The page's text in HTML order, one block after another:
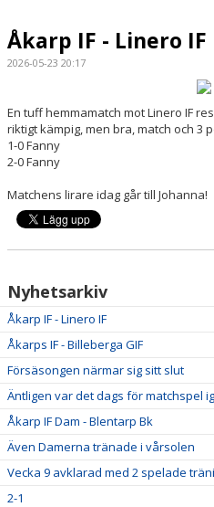
BILDGALLERI
KONTAKT
Åkarp IF - Linero IF
2026-05-23 20:17
En tuff hemmamatch mot Linero IF
riktigt kämpig, men bra, match och 3
1-0 Fanny
2-0 Fanny
Matchens lirare idag går till Johanna!
Nyhetsarkiv
Åkarp IF - Linero IF
Åkarps IF - Billeberga GIF
Försäsongen närmar sig sitt slut
Äntligen var det dags för matchspel
Åkarp IF Dam - Blentarp Bk
Även Damerna tränade i vårsolen
Vecka 9 avklarad med 2 spelade
2-1